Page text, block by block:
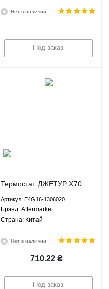
Нет в наличии
Под заказ
Термостат ДЖЕТУР Х70
E4G16-1306020
Артикул: E4G16-1306020
Брэнд: Aftermarket
Страна: Китай
Нет в наличии
710.22 ₴
Под заказ